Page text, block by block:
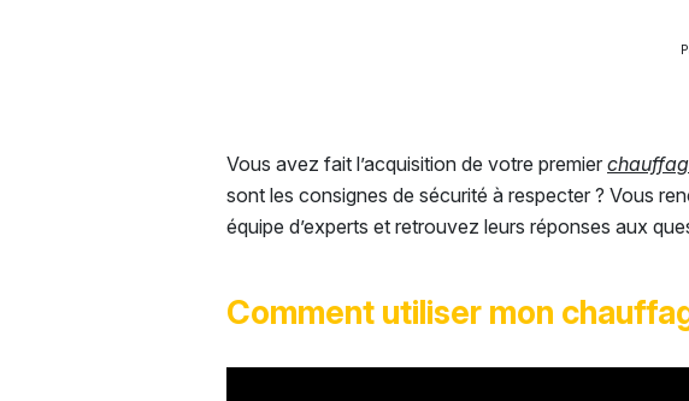
Vous avez fait l’acquisition de votre premier
sont les consignes de sécurité à respecter ? Vous
équipe d’experts et retrouvez leurs réponses aux
Comment utiliser mon